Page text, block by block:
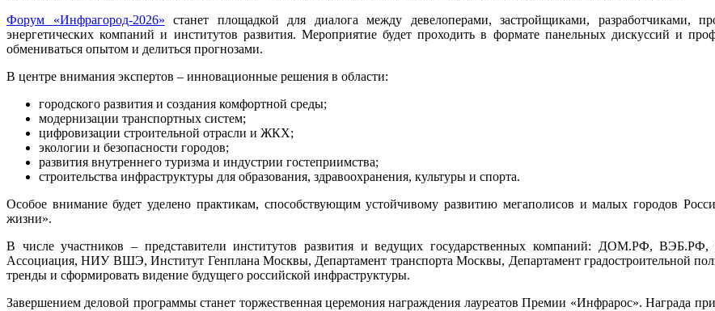
Форум «Инфрагород-2026» станет площадкой для диалога между девелоперами, застройщиками, разработчиками,
энергетических компаний и институтов развития. Мероприятие будет проходить в формате панельных дискуссий и
обмениваться опытом и делиться прогнозами.
В центре внимания экспертов – инновационные решения в области:
городского развития и создания комфортной среды;
модернизации транспортных систем;
цифровизации строительной отрасли и ЖКХ;
экологии и безопасности городов;
развития внутреннего туризма и индустрии гостеприимства;
строительства инфраструктуры для образования, здравоохранения, культуры и спорта.
Особое внимание будет уделено практикам, способствующим устойчивому развитию мегаполисов и малых городов
жизни».
В числе участников – представители институтов развития и ведущих государственных компаний: ДОМ.РФ,
Ассоциация, НИУ ВШЭ, Институт Генплана Москвы, Департамент транспорта Москвы, Департамент градостроительной
тренды и сформировать видение будущего российской инфраструктуры.
Завершением деловой программы станет торжественная церемония награждения лауреатов Премии «Инфрарос». Награда